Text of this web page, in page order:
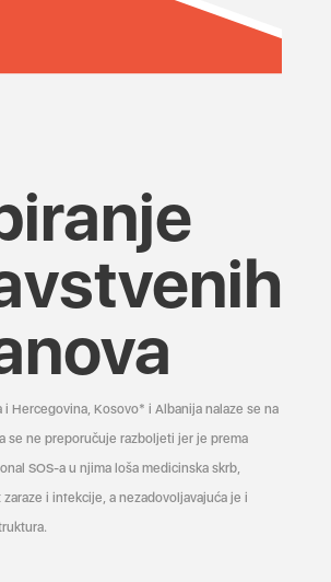
i Hercegovina, Kosovo* i Albanija nalaze se na
se ne preporučuje razboljeti jer je prema
SOS-a u njima loša medicinska skrb,
i infekcije, a nezadovoljavajuća je i